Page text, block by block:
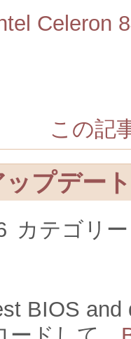
Celeron
この記
ップデート
カテゴリ
BIOS and